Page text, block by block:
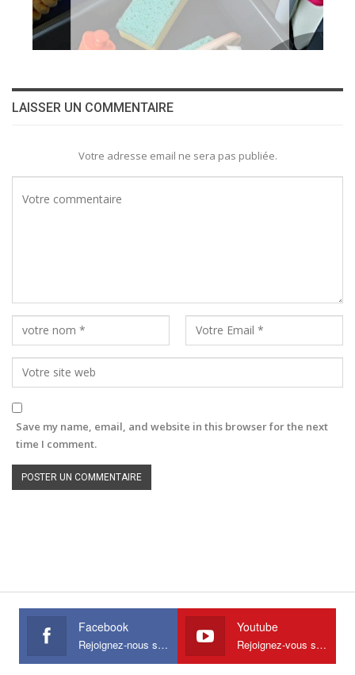
LAISSER UN COMMENTAIRE
Votre adresse email ne sera pas publiée.
Save my name, email, and website in this browser for the next
time I comment.
Facebook
Rejoignez-nous sur Facebook
Youtube
Rejoignez-vous sur Youtube